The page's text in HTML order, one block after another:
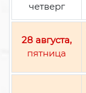
четверг
28 августа,
пятница